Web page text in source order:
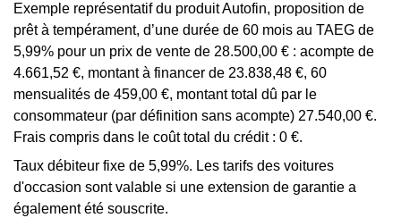
Exemple représentatif du produit Autofin, proposition de
prêt à tempérament, d’une durée de 60 mois au TAEG de
5,99% pour un prix de vente de 28.500,00 € : acompte de
4.661,52 €, montant à financer de 23.838,48 €, 60
mensualités de 459,00 €, montant total dû par le
consommateur (par définition sans acompte) 27.540,00 €.
Frais compris dans le coût total du crédit : 0 €.
Taux débiteur fixe de 5,99%. Les tarifs des voitures
d'occasion sont valable si une extension de garantie a
également été souscrite.